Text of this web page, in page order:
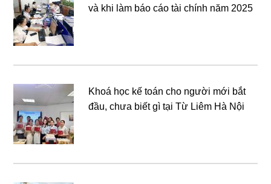
và khi làm báo cáo tài chính năm 2025
Khoá học kế toán cho người mới bắt
đầu, chưa biết gì tại Từ Liêm Hà Nội